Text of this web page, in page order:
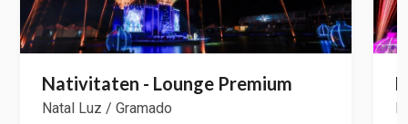
Nativitaten - Lounge Premium
Natal Luz / Gramado